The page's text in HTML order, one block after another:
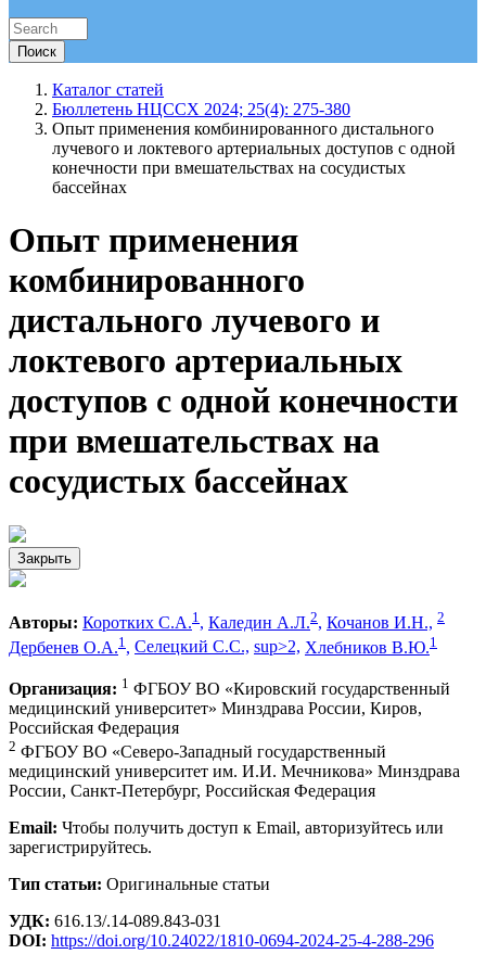
Каталог статей
Бюллетень НЦССХ 2024; 25(4): 275-380
Опыт применения комбинированного дистального
лучевого и локтевого артериальных доступов с одной
конечности при вмешательствах на сосудистых
бассейнах
Опыт применения
комбинированного
дистального лучевого и
локтевого артериальных
доступов с одной конечности
при вмешательствах на
сосудистых бассейнах
Закрыть
Авторы: Коротких С.А.1 , Каледин А.Л.2, Кочанов И.Н., 2
Дербенев О.А.1 , Селецкий С.С., sup>2, Хлебников В.Ю.1
Организация: 1 ФГБОУ ВО «Кировский государственный
медицинский университет» Минздрава России, Киров,
Российская Федерация
2 ФГБОУ ВО «Северо-Западный государственный
медицинский университет им. И.И. Мечникова» Минздрава
России, Санкт-Петербург, Российская Федерация
Email: Чтобы получить доступ к Email, авторизуйтесь или
зарегистрируйтесь.
Тип статьи: Оригинальные статьи
УДК: 616.13/.14-089.843-031
DOI: https://doi.org/10.24022/1810-0694-2024-25-4-288-296